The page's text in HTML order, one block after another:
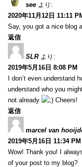
see より:
2020年11月12日 11:11
Say, you got a nice blog
返信
SLR より:
2019年5月16日 8:08 PM
I don’t even understand
understand who you
not already
Cheers!
返信
marcel van
2019年5月16日 11:34 PM
Wow! Thank you! I
of your post to my blog?